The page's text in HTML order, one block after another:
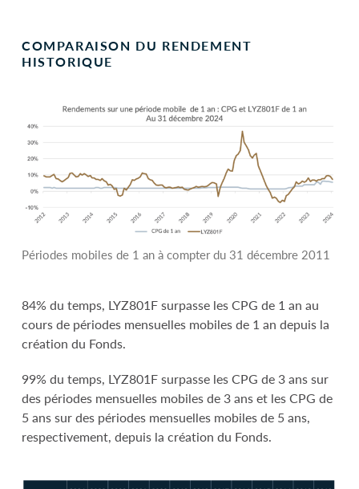
COMPARAISON DU RENDEMENT
HISTORIQUE
Périodes mobiles de 1 an à compter du 31 décembre 2011
84% du temps, LYZ801F surpasse les CPG de 1 an au
cours de périodes mensuelles mobiles de 1 an depuis la
création du Fonds.
99% du temps, LYZ801F surpasse les CPG de 3 ans sur
des périodes mensuelles mobiles de 3 ans et les CPG de
5 ans sur des périodes mensuelles mobiles de 5 ans,
respectivement, depuis la création du Fonds.